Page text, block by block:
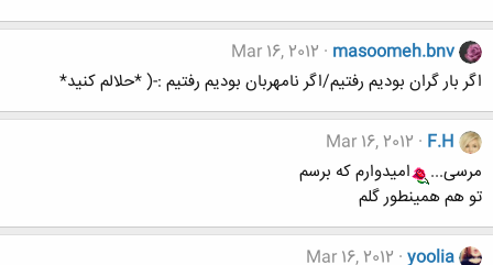
masoomeh.bnv
Mar 16, 2012
اگر بار گران بودیم رفتیم/اگر نامهربان بودیم رفتیم :-( *حلالم کنید*
F.H
Mar 16, 2012
مرسی...
امیدوارم که برسم
تو هم همینطور گلم
yoolia
Mar 16, 2012